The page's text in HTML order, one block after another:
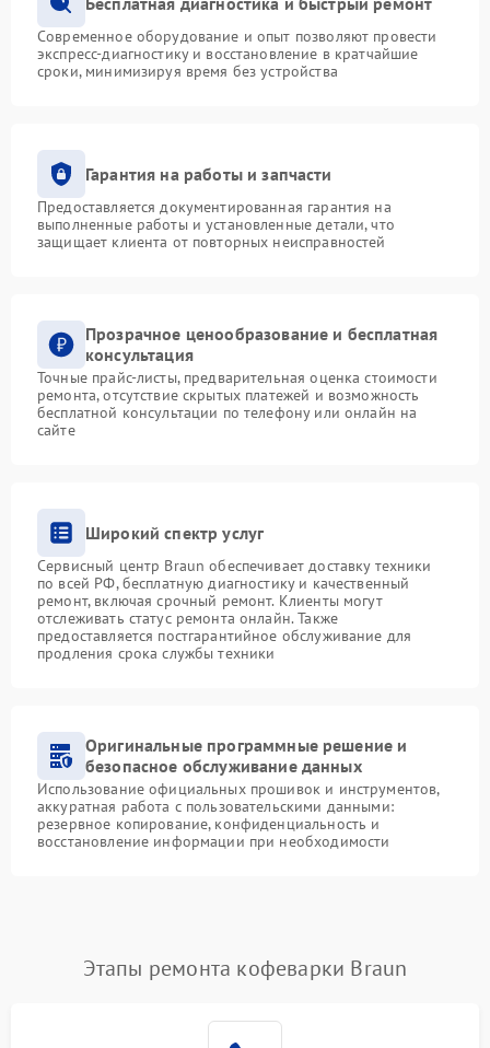
Современное оборудование и опыт позволяют провести
экспресс-диагностику и восстановление в кратчайшие
сроки, минимизируя время без устройства
Гарантия на работы и запчасти
Предоставляется документированная гарантия на
выполненные работы и установленные детали, что
защищает клиента от повторных неисправностей
Прозрачное ценообразование и бесплатная
консультация
Точные прайс-листы, предварительная оценка стоимости
ремонта, отсутствие скрытых платежей и возможность
бесплатной консультации по телефону или онлайн на
сайте
Широкий спектр услуг
Сервисный центр Braun обеспечивает доставку техники
по всей РФ, бесплатную диагностику и качественный
ремонт, включая срочный ремонт. Клиенты могут
отслеживать статус ремонта онлайн. Также
предоставляется постгарантийное обслуживание для
продления срока службы техники
Оригинальные программные решение и
безопасное обслуживание данных
Использование официальных прошивок и инструментов,
аккуратная работа с пользовательскими данными:
резервное копирование, конфиденциальность и
восстановление информации при необходимости
Этапы ремонта кофеварки Braun